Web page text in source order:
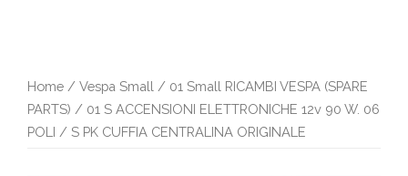
Home / Vespa Small / 01 Small RICAMBI VESPA (SPARE
PARTS) / 01 S ACCENSIONI ELETTRONICHE 12v 90 W. 06
POLI / S PK CUFFIA CENTRALINA ORIGINALE